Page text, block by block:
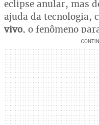
eclipse anular, mas
ajuda da tecnologia,
vivo, o fenômeno